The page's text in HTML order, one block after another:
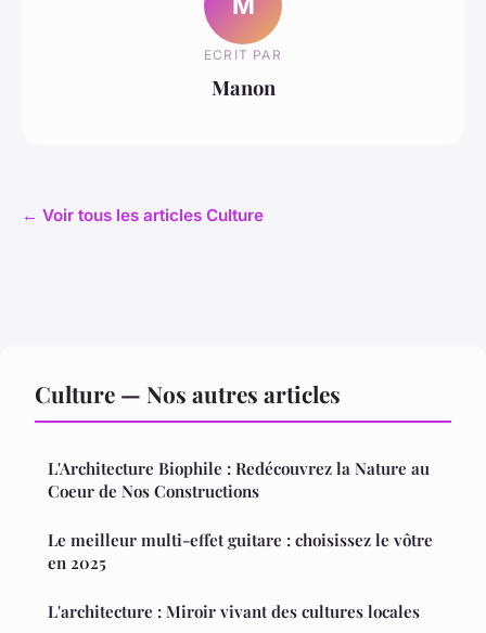
ECRIT PAR
Manon
← Voir tous les articles Culture
Culture — Nos autres articles
L'Architecture Biophile : Redécouvrez la Nature au
Coeur de Nos Constructions
Le meilleur multi-effet guitare : choisissez le vôtre
en 2025
L'architecture : Miroir vivant des cultures locales